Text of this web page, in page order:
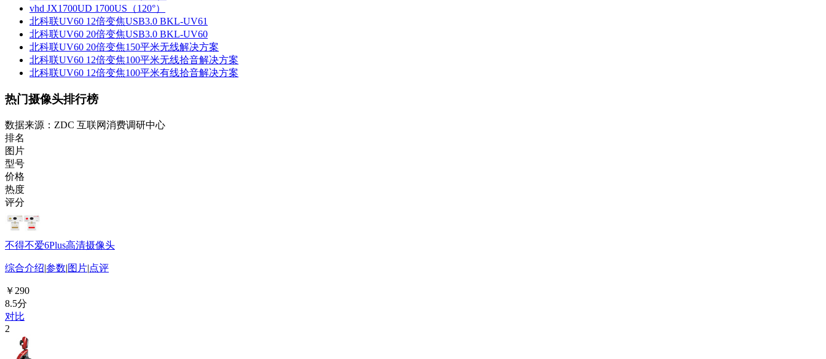
vhd JX1700UD 1700US（120°）
北科联UV60 12倍变焦USB3.0 BKL-UV61
北科联UV60 20倍变焦USB3.0 BKL-UV60
北科联UV60 20倍变焦150平米无线解决方案
北科联UV60 12倍变焦100平米无线拾音解决方案
北科联UV60 12倍变焦100平米有线拾音解决方案
热门摄像头排行榜
数据来源：ZDC 互联网消费调研中心
排名
图片
型号
价格
热度
评分
不得不爱6Plus高清摄像头
综合介绍|参数|图片|点评
￥290
8.5分
对比
2